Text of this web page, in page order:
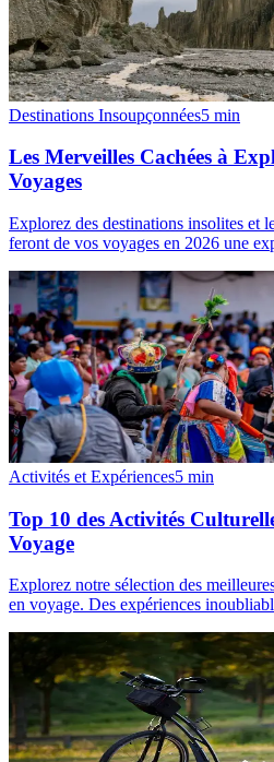
Destinations Insoupçonnées5 min
Les Merveilles Cachées à
Voyages
Explorez des destinations insolites et
feront de vos voyages en 2026 une
Activités et Expériences5 min
Top 10 des Activités
Voyage
Explorez notre sélection des
en voyage. Des expériences